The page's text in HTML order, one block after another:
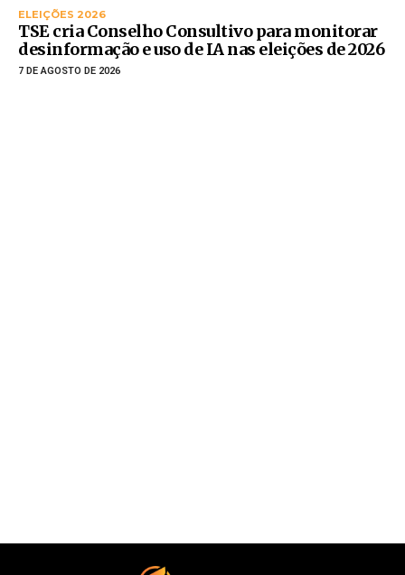
ELEIÇÕES 2026
TSE cria Conselho Consultivo para monitorar
desinformação e uso de IA nas eleições de 2026
7 DE AGOSTO DE 2026